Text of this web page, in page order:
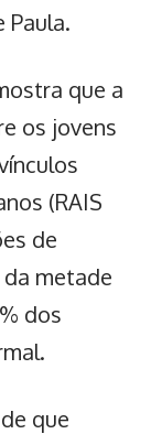
Paula.
que a
os jovens
(RAIS
de
metade
dos
que